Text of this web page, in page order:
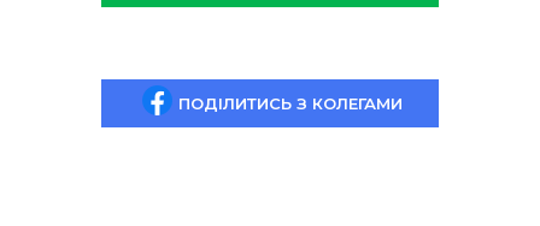
ПОДІЛИТИСЬ З КОЛЕГАМИ